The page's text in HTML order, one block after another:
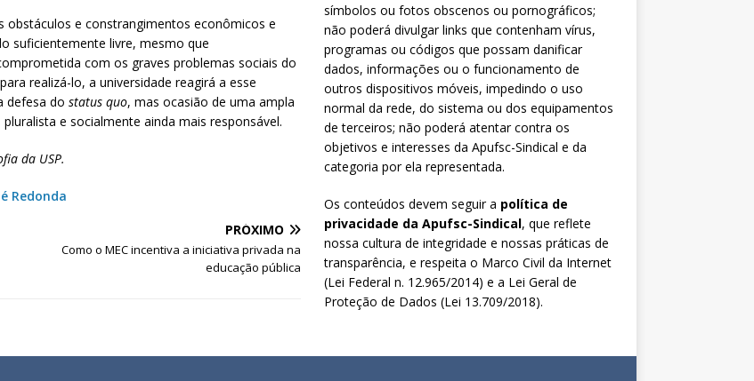
obstáculos e constrangimentos econômicos e
suficientemente livre, mesmo que
com os graves problemas sociais do
realizá-lo, a universidade reagirá a esse
defesa do status quo, mas ocasião de uma ampla
e socialmente ainda mais responsável.
da USP.
Redonda
PRÓXIMO
Como o MEC incentiva a iniciativa privada na
educação pública
símbolos ou fotos obscenos ou pornográficos;
não poderá divulgar links que contenham vírus,
programas ou códigos que possam danificar
dados, informações ou o funcionamento de
outros dispositivos móveis, impedindo o uso
normal da rede, do sistema ou dos equipamentos
de terceiros; não poderá atentar contra os
objetivos e interesses da Apufsc-Sindical e da
categoria por ela representada.
Os conteúdos devem seguir a política de
privacidade da Apufsc-Sindical, que reflete
nossa cultura de integridade e nossas práticas de
transparência, e respeita o Marco Civil da Internet
(Lei Federal n. 12.965/2014) e a Lei Geral de
Proteção de Dados (Lei 13.709/2018).